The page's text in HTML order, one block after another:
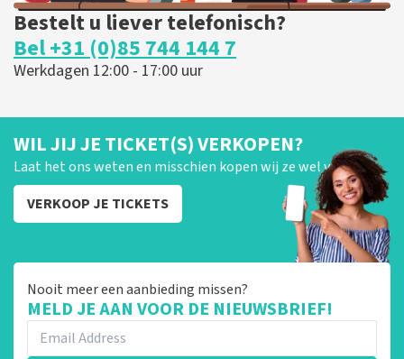
Bestelt u liever telefonisch?
Bel +31 (0)85 744 144 7
Werkdagen 12:00 - 17:00 uur
WIL JIJ JE TICKET(S) VERKOPEN?
Laat het ons weten en misschien kopen wij ze wel van je!
VERKOOP JE TICKETS
Nooit meer een aanbieding missen?
MELD JE AAN VOOR DE NIEUWSBRIEF!